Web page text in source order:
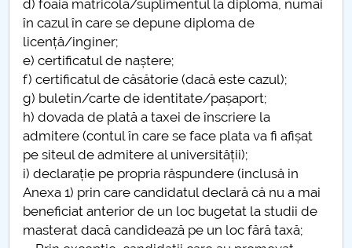
d) foaia matricolă/suplimentul la diplomă, numai
în cazul în care se depune diploma de
licență/inginer;
e) certificatul de naștere;
f) certificatul de căsătorie (dacă este cazul);
g) buletin/carte de identitate/pașaport;
h) dovada de plată a taxei de înscriere la
admitere (contul în care se face plata va fi afișat
pe siteul de admitere al universității);
i) declarație pe propria răspundere (inclusă in
Anexa 1) prin care candidatul declară că nu a mai
beneficiat anterior de un loc bugetat la studii de
masterat dacă candidează pe un loc fără taxă;